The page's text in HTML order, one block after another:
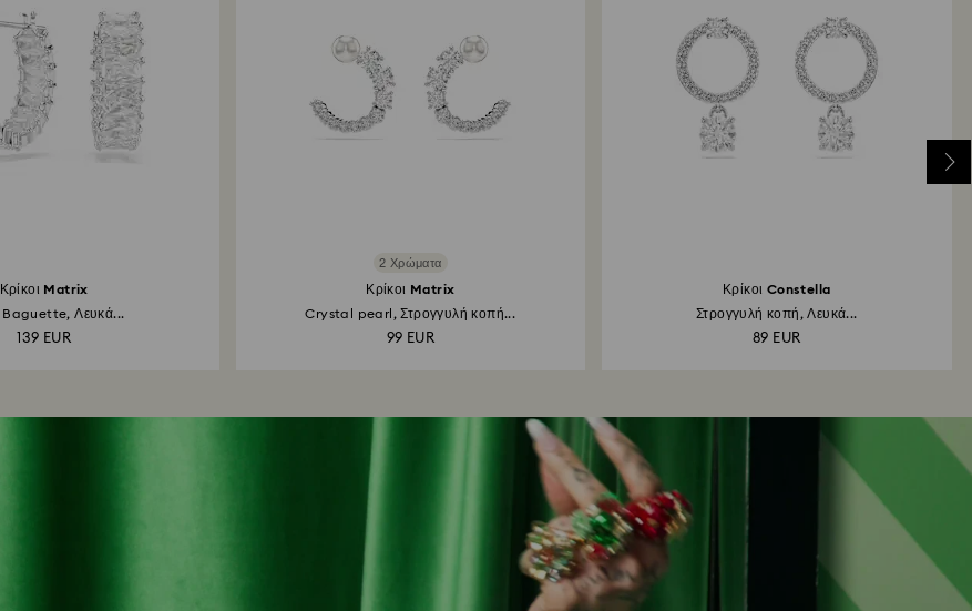
Κρίκοι Matrix
Baguette, Λευκά...
139 EUR
2 Χρώματα
Κρίκοι Matrix
Crystal pearl, Στρογγυλή κοπή...
99 EUR
Κρίκοι Constella
Στρογγυλή κοπή, Λευκά...
89 EUR